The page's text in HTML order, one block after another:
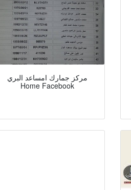
مركز جمارك امساعد البري
Home Facebook